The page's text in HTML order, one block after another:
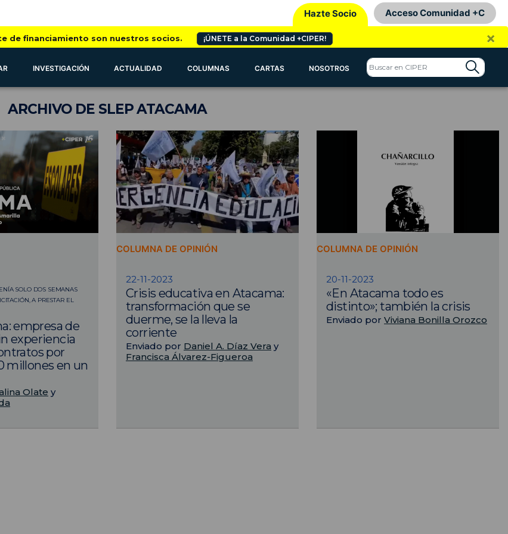
Hazte Socio Acceso Comunidad +C
de financiamiento son nuestros socios. ¡ÚNETE a la Comunidad +CIPER! ×
INVESTIGACIÓN ACTUALIDAD COLUMNAS CARTAS NOSOTROS
ARCHIVODE SLEP ATACAMA
SOLO DOS SEMANAS
A PRESTAR EL
empresa de
experiencia
por
millones en un
Olate y
COLUMNA DE OPINIÓN
22-11-2023
Crisis educativa en Atacama:
transformación que se
duerme, se la lleva la
corriente
Enviado por Daniel A. Díaz Vera y
Francisca Álvarez-Figueroa
COLUMNA DE OPINIÓN
20-11-2023
«En Atacama todo es
distinto»; también la crisis
Enviado por Viviana Bonilla Orozco